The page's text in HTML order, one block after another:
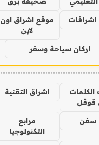
موقع اشراق اون
لاين
اركان سياحة وسفر
قوقل
اشراق التقنية
سفن
مرابع
التكنولوجيا